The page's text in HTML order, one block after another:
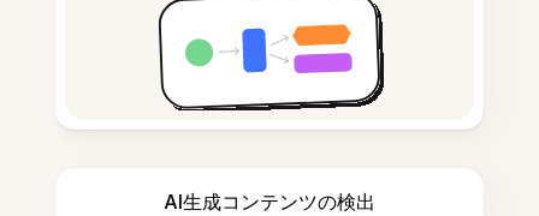
AI生成コンテンツの検出